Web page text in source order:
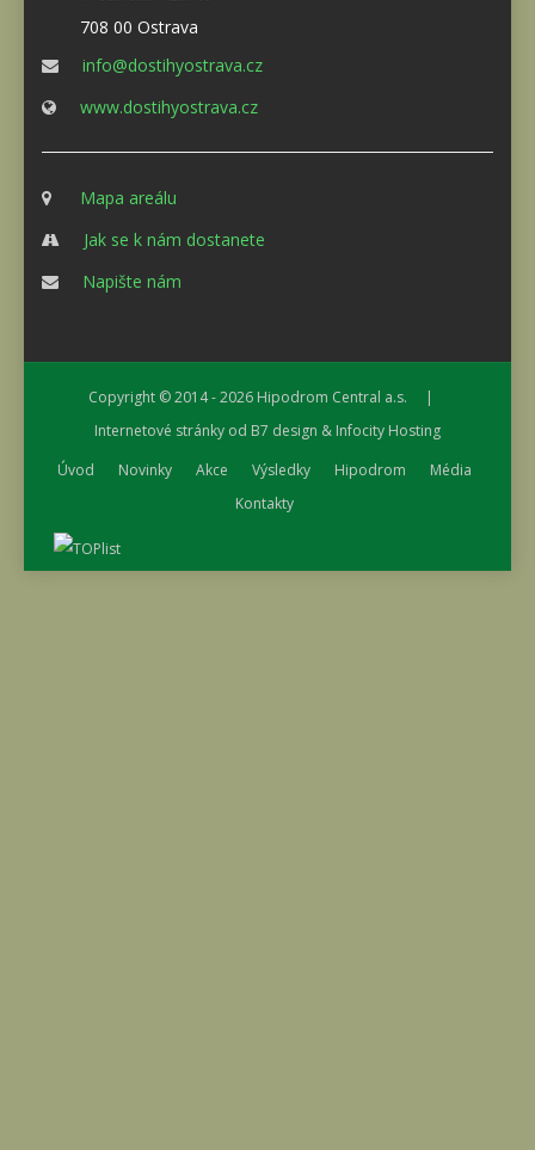
708 00 Ostrava
info@dostihyostrava.cz
www.dostihyostrava.cz
Mapa areálu
Jak se k nám dostanete
Napište nám
Copyright © 2014 - 2026 Hipodrom Central a.s. |
Internetové stránky od B7 design & Infocity Hosting
Úvod
Novinky Akce Výsledky Hipodrom
Média
Kontakty